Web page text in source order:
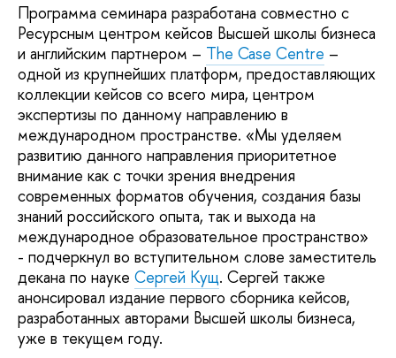
Программа семинара разработана совместно с
Ресурсным центром кейсов Высшей школы бизнеса
и английским партнером – The Case Centre –
одной из крупнейших платформ, предоставляющих
коллекции кейсов со всего мира, центром
экспертизы по данному направлению в
международном пространстве. «Мы уделяем
развитию данного направления приоритетное
внимание как с точки зрения внедрения
современных форматов обучения, создания базы
знаний российского опыта, так и выхода на
международное образовательное пространство»
- подчеркнул во вступительном слове заместитель
декана по науке Сергей Кущ. Сергей также
анонсировал издание первого сборника кейсов,
разработанных авторами Высшей школы бизнеса,
уже в текущем году.